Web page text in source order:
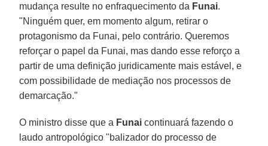
mudança resulte no enfraquecimento da Funai.
"Ninguém quer, em momento algum, retirar o
protagonismo da Funai, pelo contrário. Queremos
reforçar o papel da Funai, mas dando esse reforço a
partir de uma definição juridicamente mais estável, e
com possibilidade de mediação nos processos de
demarcação."
O ministro disse que a Funai continuará fazendo o
laudo antropológico "balizador do processo de